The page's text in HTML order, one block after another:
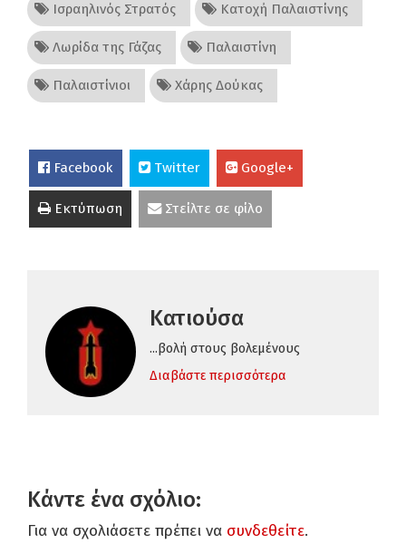
Ισραηλινός Στρατός Κατοχή Παλαιστίνης
Λωρίδα της Γάζας Παλαιστίνη
Παλαιστίνιοι Χάρης Δούκας
Facebook Twitter Google+
Εκτύπωση Στείλτε σε φίλο
Κατιούσα
...βολή στους βολεμένους
Διαβάστε περισσότερα
Κάντε ένα σχόλιο:
Για να σχολιάσετε πρέπει να συνδεθείτε.